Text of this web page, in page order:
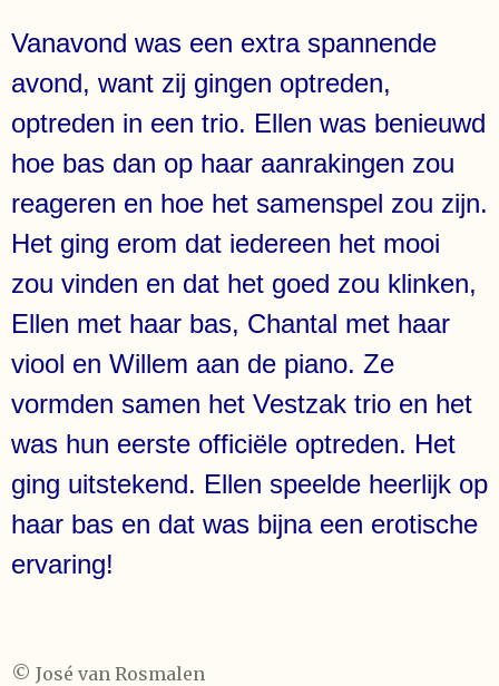
Vanavond was een extra spannende
avond, want zij gingen optreden,
optreden in een trio. Ellen was benieuwd
hoe bas dan op haar aanrakingen zou
reageren en hoe het samenspel zou zijn.
Het ging erom dat iedereen het mooi
zou vinden en dat het goed zou klinken,
Ellen met haar bas, Chantal met haar
viool en Willem aan de piano. Ze
vormden samen het Vestzak trio en het
was hun eerste officiële optreden. Het
ging uitstekend. Ellen speelde heerlijk op
haar bas en dat was bijna een erotische
ervaring!
© José van Rosmalen